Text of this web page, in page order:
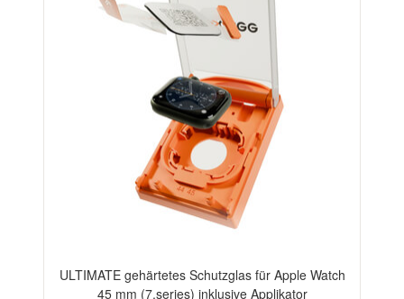
ULTIMATE gehärtetes Schutzglas für Apple Watch
45 mm (7.series) inklusive Applikator